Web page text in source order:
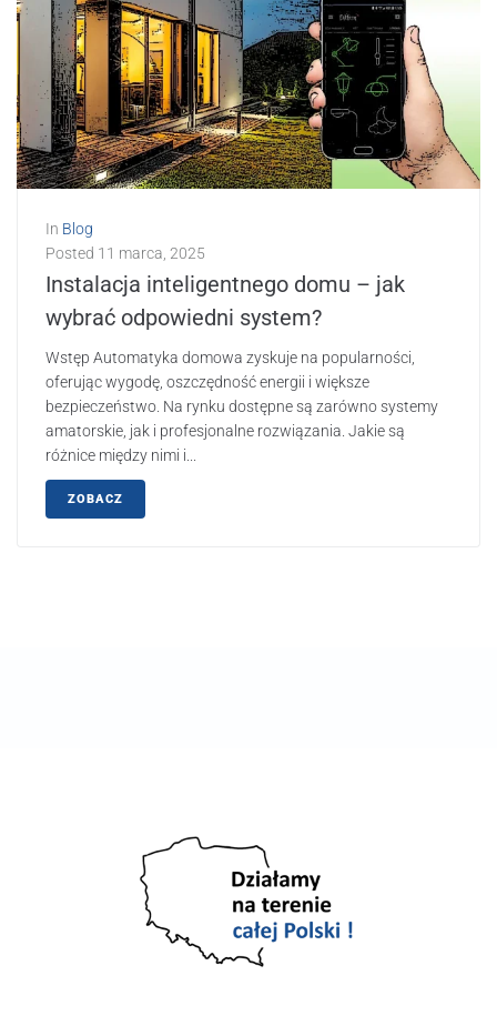
In Blog
Posted 11 marca, 2025
Instalacja inteligentnego domu – jak
wybrać odpowiedni system?
Wstęp Automatyka domowa zyskuje na popularności,
oferując wygodę, oszczędność energii i większe
bezpieczeństwo. Na rynku dostępne są zarówno systemy
amatorskie, jak i profesjonalne rozwiązania. Jakie są
różnice między nimi i...
ZOBACZ